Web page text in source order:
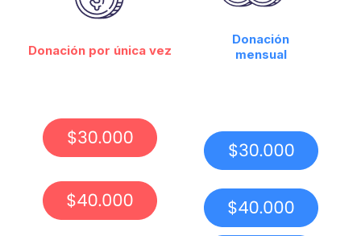
Donación por única vez
Donación
mensual